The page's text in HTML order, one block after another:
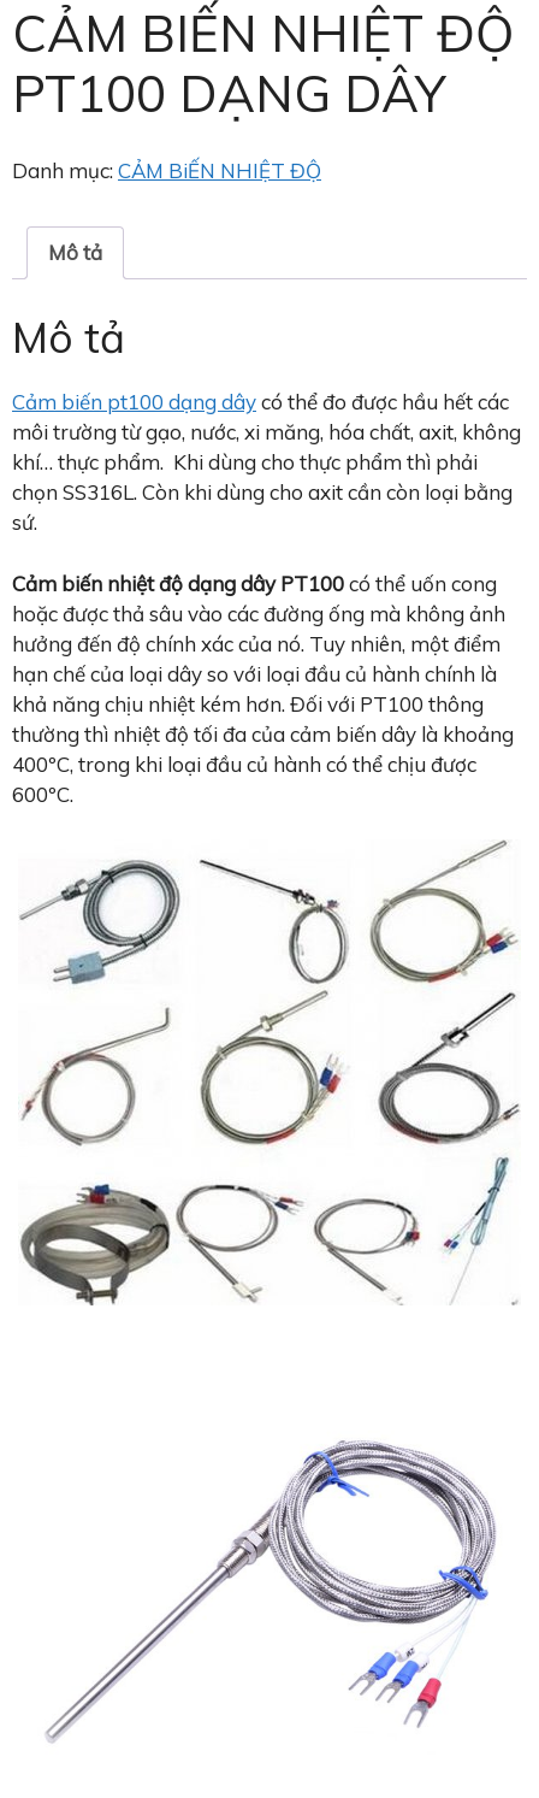
CẢM BIẾN NHIỆT ĐỘ
PT100 DẠNG DÂY
Danh mục:CẢM BiẾN NHIỆT ĐỘ
Mô tả
Mô tả
Cảm biến pt100 dạng dâycó thể đo được hầu hết các
môi trường từ gạo, nước, xi măng, hóa chất, axit, không
khí… thực phẩm. Khi dùng cho thực phẩm thì phải
chọn SS316L. Còn khi dùng cho axit cần còn loại bằng
sứ.
Cảm biến nhiệt độ dạng dây PT100có thể uốn cong
hoặc được thả sâu vào các đường ống mà không ảnh
hưởng đến độ chính xác của nó. Tuy nhiên, một điểm
hạn chế của loại dây so với loại đầu củ hành chính là
khả năng chịu nhiệt kém hơn. Đối với PT100 thông
thường thì nhiệt độ tối đa của cảm biến dây là khoảng
400ºC, trong khi loại đầu củ hành có thể chịu được
600ºC.